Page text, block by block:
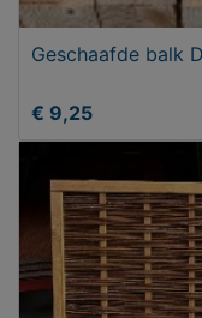
Geschaafde balk
€ 9,25